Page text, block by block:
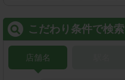
こだわり条件で検索
店舗名